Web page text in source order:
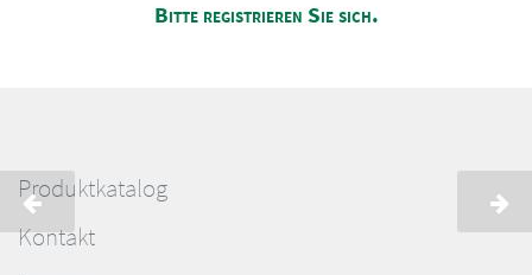
Bitte registrieren Sie sich.
Produktkatalog
Kontakt